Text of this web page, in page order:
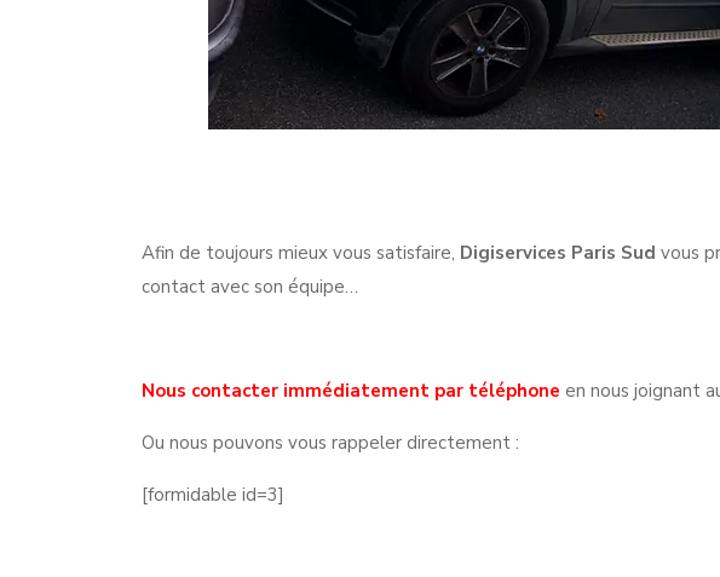
Afin de toujours mieux vous satisfaire, Digiservices Paris Sud vous
contact avec son équipe…
Nous contacter immédiatement par téléphone en nous joignant
Ou nous pouvons vous rappeler directement :
[formidable id=3]